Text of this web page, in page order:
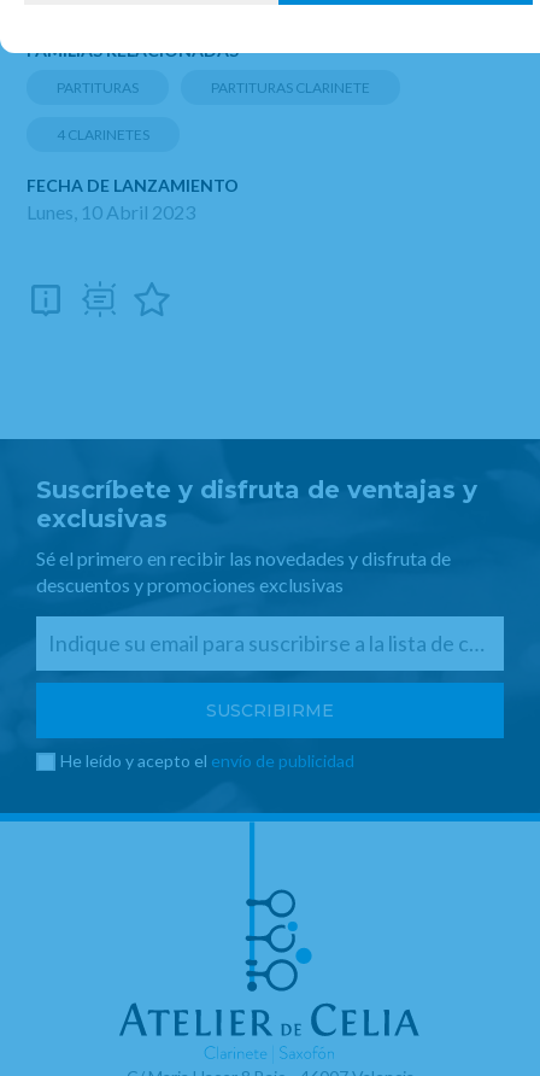
FAMILIAS RELACIONADAS
PARTITURAS PARTITURAS CLARINETE
4 CLARINETES
FECHA DE LANZAMIENTO
Lunes, 10 Abril 2023
Suscríbete y disfruta de ventajas y
exclusivas
Sé el primero en recibir las novedades y disfruta de
descuentos y promociones exclusivas
He leído y acepto el envío de publicidad